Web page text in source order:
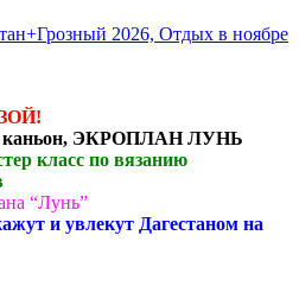
2026, Отдых в ноябре
каньон, ЭКРОПЛАН ЛУНЬ
класс по вязанию
“Лунь”
и увлекут Дагестаном на